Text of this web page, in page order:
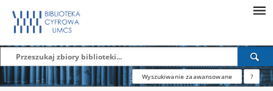
Wyszukiwanie zaawansowane ?